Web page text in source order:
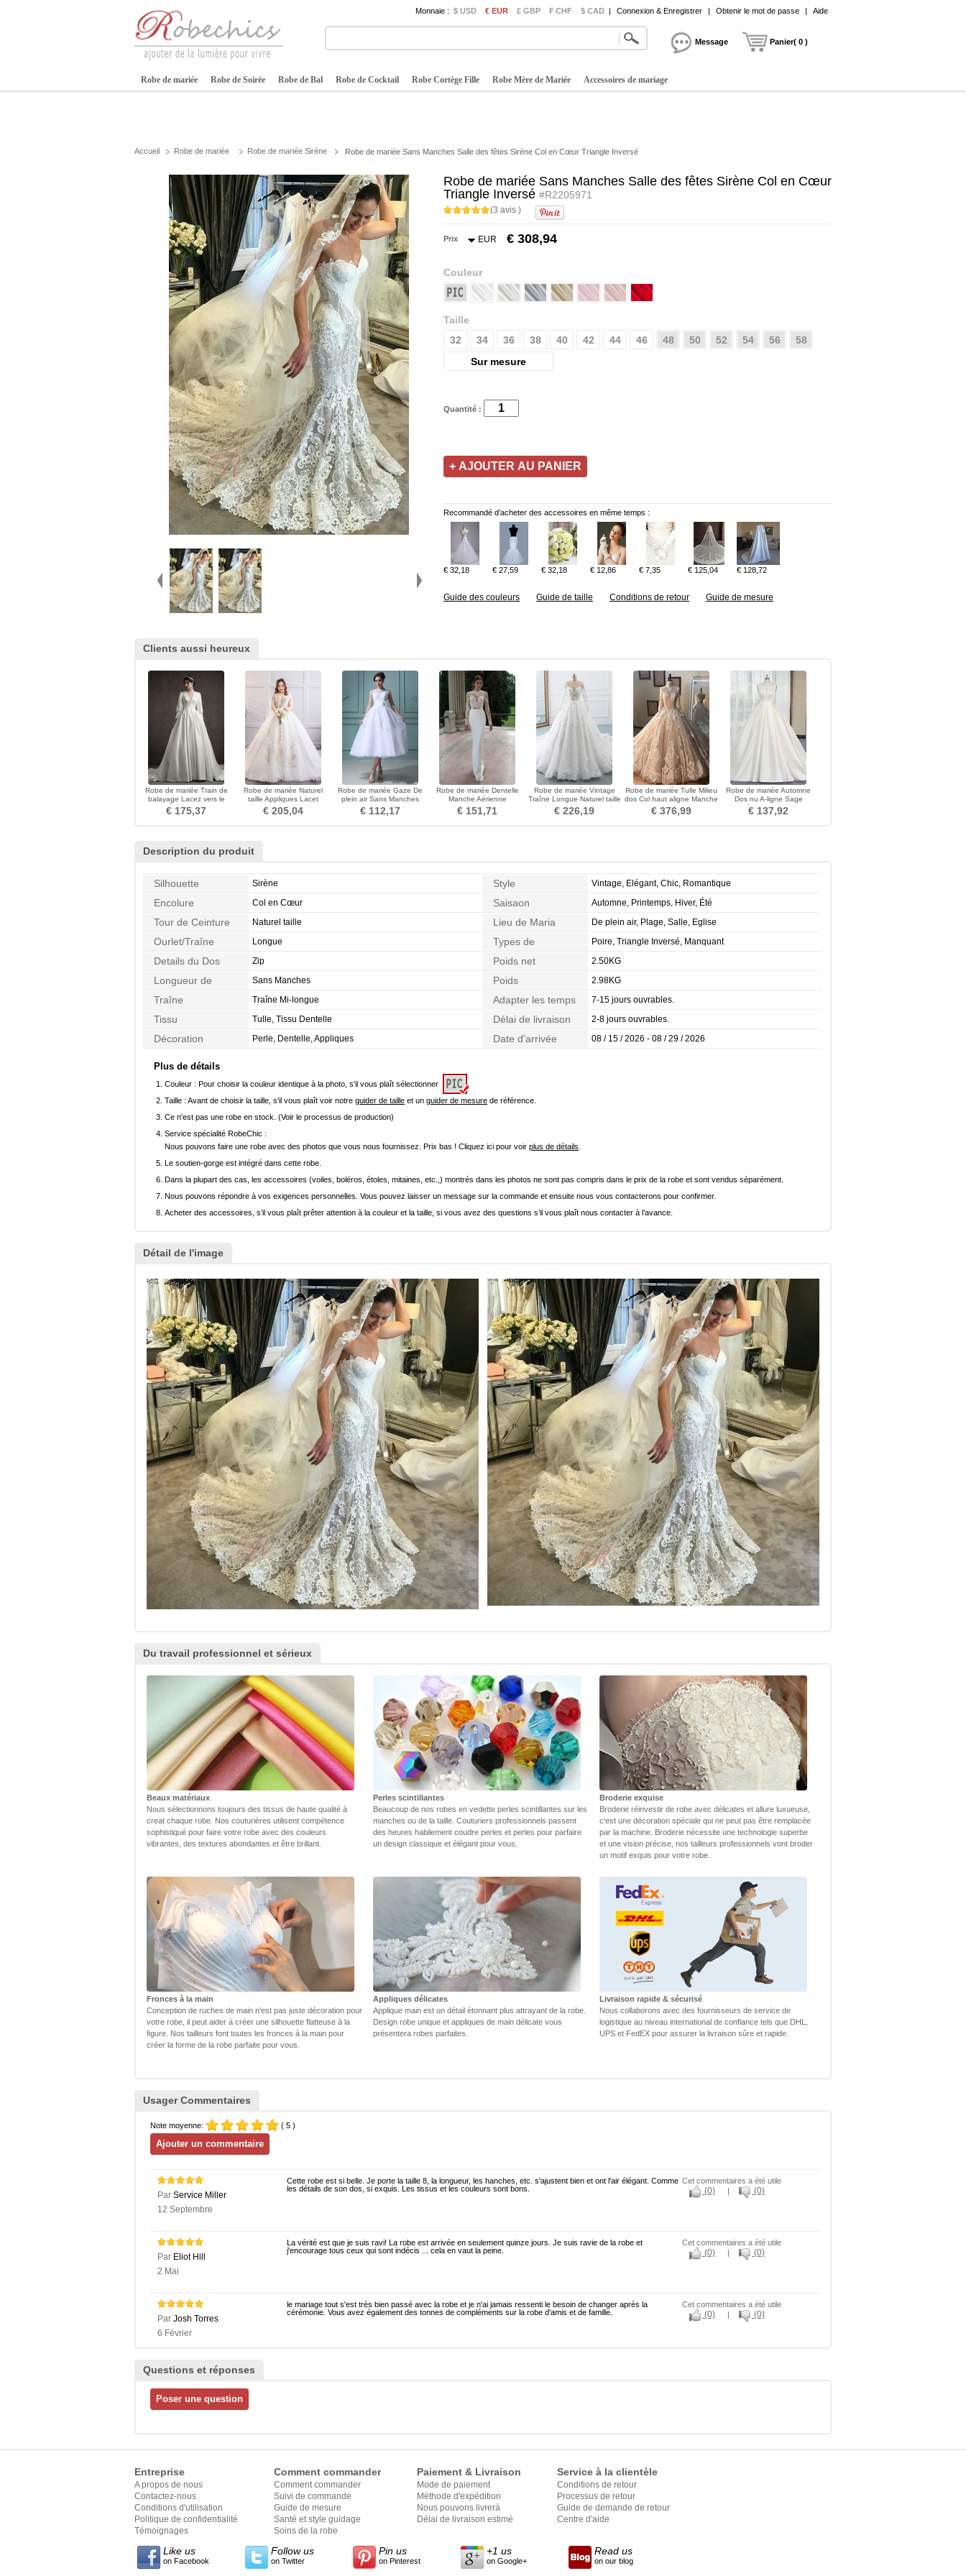
Monnaie : $ USD € EUR £ GBP ₣ CHF $ CAD | Connexion & Enregistrer | Obtenir le mot de passe | Aide
Message Panier( 0 )
Robe de mariée Robe de Soirée Robe de Bal Robe de Cocktail Robe Cortège Fille Robe Mère de Mariée Accessoires de mariage
Accueil Robe de mariée Robe de mariée Sirène Robe de mariée Sans Manches Salle des fêtes Sirène Col en Cœur Triangle Inversé
Robe de mariée Sans Manches Salle des fêtes Sirène Col en Cœur
Triangle Inversé #R2205971
(3 avis )
Prix EUR € 308,94
Couleur
Taille
32
34 36 38 40 42 44 46 48 50 52 54 56
58
Sur mesure
Quantité :
Recommandé d’acheter des accessoires en même temps :
€ 32,18 € 27,59 € 32,18 € 12,86 € 7,35 € 125,04 € 128,72
Guide des couleurs Guide de taille Conditions de retour Guide de mesure
Clients aussi heureux
Robe de mariée Train de
balayage Lacez vers le
haut Été 3/4 Manche
€ 175,37
Robe de mariée Naturel
taille Appliques Lacet
Formelle Organza
€ 205,04
Robe de mariée Gaze De
plein air Sans Manches
Organza Blanche
€ 112,17
Robe de mariée Dentelle
Manche Aérienne
Manquant Portrait Naturel
taille
€ 151,71
Robe de mariée Vintage
Traîne Longue Naturel taille
Gaze Manche Longue
€ 226,19
Robe de mariée Tulle Milieu
dos Col haut aligne Manche
Longue
€ 376,99
Robe de mariée Automne
Dos nu A-ligne Sage
Cathédrale Col Bateau
€ 137,92
Description du produit
Silhouette Sirène Style Vintage, Elégant, Chic, Romantique
Encolure Col en Cœur Saisaon Automne, Printemps, Hiver, Été
Tour de Ceinture Naturel taille Lieu de Maria De plein air, Plage, Salle, Eglise
Ourlet/Traîne Longue
Types de
Morphologie
Poire, Triangle Inversé, Manquant
Details du Dos Zip Poids net 2.50KG
Longueur de
Manches
Sans Manches Poids 2.98KG
Traîne Traîne Mi-longue Adapter les temps 7-15 jours ouvrables.
Tissu Tulle, Tissu Dentelle Délai de livraison 2-8 jours ouvrables.
Décoration Perle, Dentelle, Appliques Date d'arrivée 08 / 15 / 2026 - 08 / 29 / 2026
Plus de détails
Couleur : Pour choisir la couleur identique à la photo, s'il vous plaît sélectionner
Taille : Avant de choisir la taille, s'il vous plaît voir notre guider de taille et un guider de mesure de référence.
Ce n'est pas une robe en stock. (Voir le processus de production)
Service spécialité RobeChic :
Nous pouvons faire une robe avec des photos que vous nous fournissez. Prix bas ! Cliquez ici pour voir plus de détails
Le soutien-gorge est intégré dans cette robe.
Dans la plupart des cas, les accessoires (voiles, boléros, étoles, mitaines, etc.,) montrés dans les photos ne sont pas compris dans le prix de la robe et sont vendus séparément.
Nous pouvons répondre à vos exigences personnelles. Vous pouvez laisser un message sur la commande et ensuite nous vous contacterons pour confirmer.
Acheter des accessoires, s’il vous plaît prêter attention à la couleur et la taille, si vous avez des questions s’il vous plaît nous contacter à l’avance.
Détail de l'image
Du travail professionnel et sérieux
Beaux matériaux
Nous sélectionnons toujours des tissus de haute qualité à
creat chaque robe. Nos couturières utilisent compétence
sophistiqué pour faire votre robe avec des couleurs
vibrantes, des textures abondantes et être brillant.
Perles scintillantes
Beaucoup de nos robes en vedette perles scintillantes sur les
manches ou de la taille. Couturiers professionnels passent
des heures habilement coudre perles et perles pour parfaire
un design classique et élégant pour vous.
Broderie exquise
Broderie réinvestir de robe avec délicates et allure luxueuse,
c'est une décoration spéciale qui ne peut pas être remplacée
par la machine. Broderie nécessite une technologie superbe
et une vision précise, nos tailleurs professionnels vont broder
un motif exquis pour votre robe.
Fronces à la main
Conception de ruches de main n'est pas juste décoration pour
votre robe, il peut aider à créer une silhouette flatteuse à la
figure. Nos tailleurs font toutes les fronces à la main pour
créer la forme de la robe parfaite pour vous.
Appliques délicates
Applique main est un détail étonnant plus attrayant de la robe.
Design robe unique et appliques de main délicate vous
présentera robes parfaites.
Livraison rapide & sécurisé
Nous collaborons avec des fournisseurs de service de
logistique au niveau international de confiance tels que DHL,
UPS et FedEX pour assurer la livraison sûre et rapide.
Usager Commentaires
Note moyenne: ( 5 )
Par Service Miller
12 Septembre
Cette robe est si belle. Je porte la taille 8, la longueur, les hanches, etc. s'ajustent bien et ont l'air élégant. Comme
les détails de son dos, si exquis. Les tissus et les couleurs sont bons.
Cet commentaires a été utile
(0) | (0)
Par Eliot Hill
2 Mai
La vérité est que je suis ravi! La robe est arrivée en seulement quinze jours. Je suis ravie de la robe et
j'encourage tous ceux qui sont indécis ... cela en vaut la peine.
Cet commentaires a été utile
(0) | (0)
Par Josh Torres
6 Février
le mariage tout s'est très bien passé avec la robe et je n'ai jamais ressenti le besoin de changer après la
cérémonie. Vous avez également des tonnes de compléments sur la robe d'amis et de famille.
Cet commentaires a été utile
(0) | (0)
Questions et réponses
Entreprise
A propos de nous
Contactez-nous
Conditions d'utilisation
Politique de confidentialité
Témoignages
Comment commander
Comment commander
Suivi de commande
Guide de mesure
Santé et style guidage
Soins de la robe
Paiement & Livraison
Mode de paiement
Méthode d'expédition
Nous pouvons livrerà
Délai de livraison estimé
Service à la clientèle
Conditions de retour
Processus de retour
Guide de demande de retour
Centre d'aide
Like us
on Facebook
Follow us
on Twitter
Pin us
on Pinterest
+1 us
on Google+
Read us
on our blog